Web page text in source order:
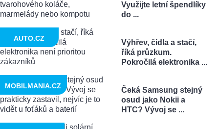
Využijte letní špendlíky
do ...
Výhřev, čidla a stačí,
říká průzkum.
Pokročilá elektronika ...
AUTO.CZ
Čeká Samsung stejný
osud jako Nokii a
HTC? Vývoj se ...
MOBILMANIA.CZ